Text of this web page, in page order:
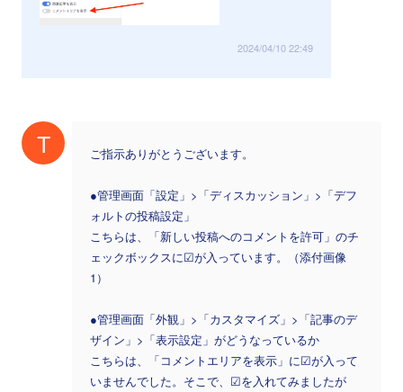
2024/04/10 22:49
T ご指示ありがとうございます。
●管理画面「設定」>「ディスカッション」>「デフ
ォルトの投稿設定」
こちらは、「新しい投稿へのコメントを許可」のチ
ェックボックスに☑が入っています。（添付画像
1）
●管理画面「外観」>「カスタマイズ」>「記事のデ
ザイン」>「表示設定」がどうなっているか
こちらは、「コメントエリアを表示」に☑が入って
いませんでした。そこで、☑を入れてみましたが